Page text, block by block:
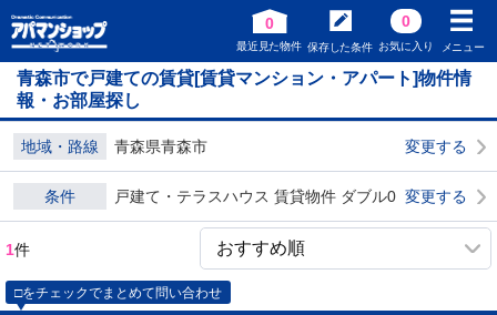
0
最近見た物件 保存した条件
0
お気に入り メニュー
青森市で戸建ての賃貸[賃貸マンション・アパート]物件情
報・お部屋探し
地域・路線 青森県青森市 変更する
条件 戸建て・テラスハウス 賃貸物件 ダブル0 変更する
1件
□をチェックでまとめて問い合わせ